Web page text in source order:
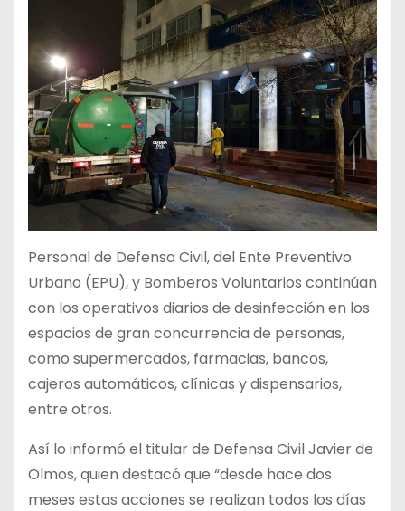
Personal de Defensa Civil, del Ente Preventivo
Urbano (EPU), y Bomberos Voluntarios continúan
con los operativos diarios de desinfección en los
espacios de gran concurrencia de personas,
como supermercados, farmacias, bancos,
cajeros automáticos, clínicas y dispensarios,
entre otros.
Así lo informó el titular de Defensa Civil Javier de
Olmos, quien destacó que “desde hace dos
meses estas acciones se realizan todos los días